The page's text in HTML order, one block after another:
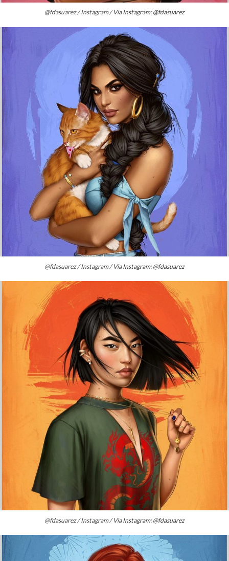
@fdasuarez / Instagram / ViaInstagram: @fdasuarez
@fdasuarez / Instagram / ViaInstagram: @fdasuarez
@fdasuarez / Instagram / ViaInstagram: @fdasuarez